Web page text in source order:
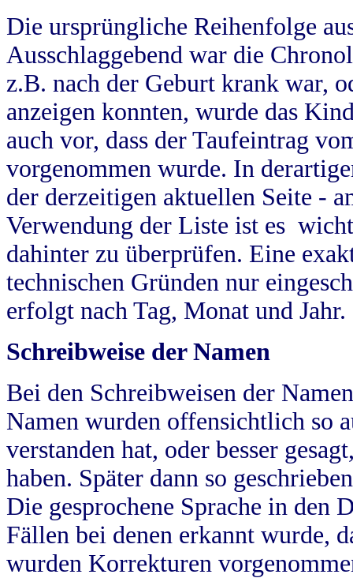
Die ursprüngliche Reihenfolge
Ausschlaggebend war die
z.B. nach der Geburt krank war,
anzeigen konnten, wurde das
auch vor, dass der Taufeintrag
vorgenommen wurde. In
der derzeitigen aktuellen Seite -
Verwendung der Liste ist es
dahinter zu überprüfen. Eine
technischen Gründen nur
erfolgt nach Tag, Monat und Jahr.
Schreibweise der Namen
Bei den Schreibweisen der
Namen wurden offensichtlich so
verstanden hat, oder besser
haben. Später dann so
Die gesprochene Sprache in
Fällen bei denen erkannt wurde,
wurden Korrekturen